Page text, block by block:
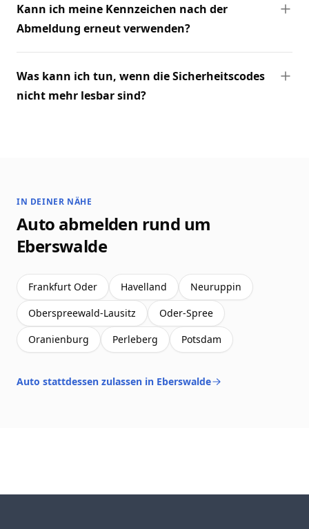
Kann ich meine Kennzeichen nach der
Abmeldung erneut verwenden?
Was kann ich tun, wenn die Sicherheitscodes
nicht mehr lesbar sind?
IN DEINER NÄHE
Auto abmelden rund um
Eberswalde
Frankfurt Oder Havelland
Neuruppin
Oberspreewald-Lausitz
Oder-Spree
Oranienburg
Perleberg Potsdam
Auto stattdessen zulassen in Eberswalde